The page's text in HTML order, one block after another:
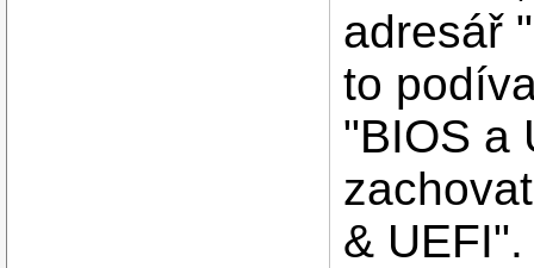
adresář
to
"BIOS a
& UEFI".